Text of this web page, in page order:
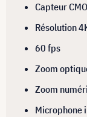
Capteur
Résolution
60 fps
Zoom
Zoom
Microphone